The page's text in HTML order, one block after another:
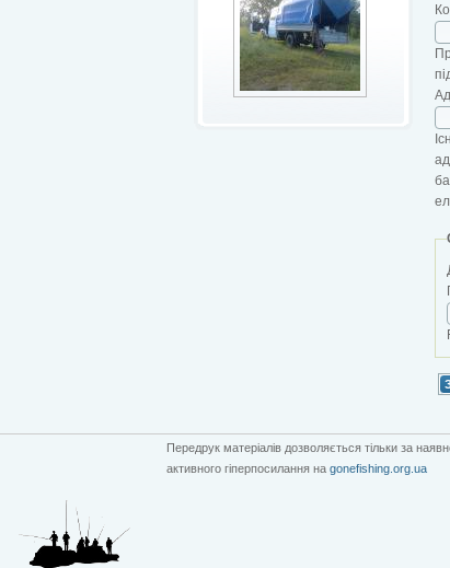
Передрук матеріалів дозволяється тільки за
активного гіперпосилання на gonefishing.org.ua